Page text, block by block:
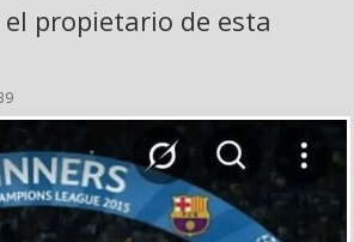
el propietario de esta